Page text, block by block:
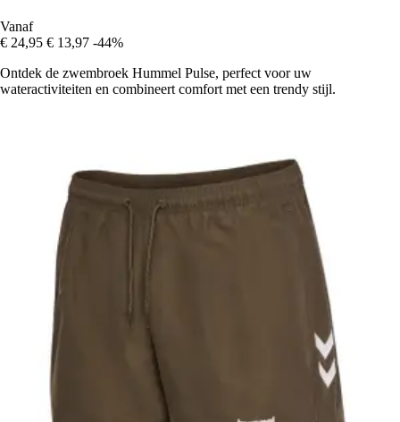
Vanaf
€ 24,95 € 13,97 -44%
Ontdek de zwembroek Hummel Pulse, perfect voor uw
wateractiviteiten en combineert comfort met een trendy stijl.